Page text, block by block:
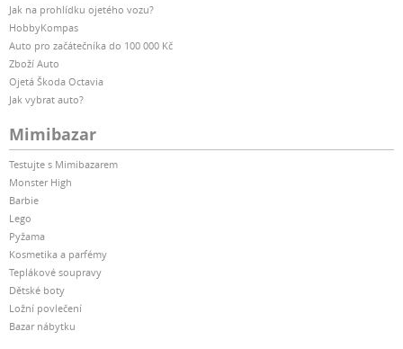
Jak na prohlídku ojetého vozu?
HobbyKompas
Auto pro začátečníka do 100 000 Kč
Zboží Auto
Ojetá Škoda Octavia
Jak vybrat auto?
Mimibazar
Testujte s Mimibazarem
Monster High
Barbie
Lego
Pyžama
Kosmetika a parfémy
Teplákové soupravy
Dětské boty
Ložní povlečení
Bazar nábytku